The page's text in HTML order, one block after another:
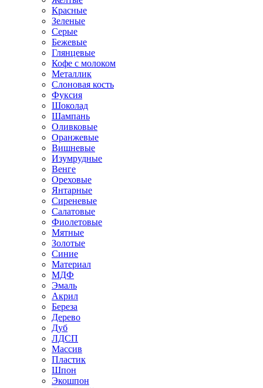
Красные
Зеленые
Серые
Бежевые
Глянцевые
Кофе с молоком
Металлик
Слоновая кость
Фуксия
Шоколад
Шампань
Оливковые
Оранжевые
Вишневые
Изумрудные
Венге
Ореховые
Янтарные
Сиреневые
Салатовые
Фиолетовые
Мятные
Золотые
Синие
Материал
МДФ
Эмаль
Акрил
Береза
Дерево
Дуб
ЛДСП
Массив
Пластик
Шпон
Экошпон